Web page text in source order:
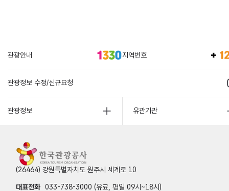
관광안내 지역번호
관광정보 수정/신규요청
관광정보 유관기관
(26464) 강원특별자치도 원주시 세계로 10
대표전화 033-738-3000 (유료, 평일 09시~18시)